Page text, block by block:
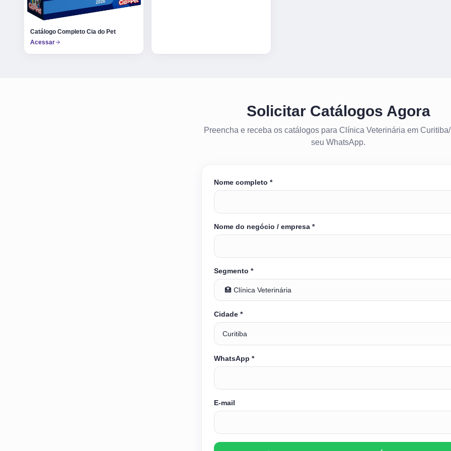
Catálogo Completo Cia do Pet
Acessar
Solicitar Catálogos Agora
Preencha e receba os catálogos para Clínica Veterinária em
seu WhatsApp.
Nome completo *
Nome do negócio / empresa *
Segmento *
Cidade *
WhatsApp *
E-mail